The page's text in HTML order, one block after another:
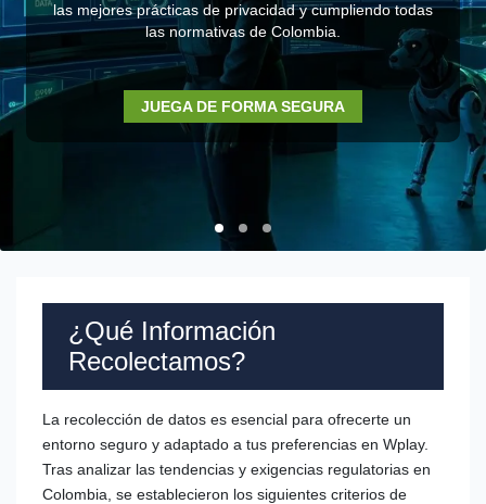
las mejores prácticas de privacidad y cumpliendo todas
las normativas de Colombia.
JUEGA DE FORMA SEGURA
¿Qué Información
Recolectamos?
La recolección de datos es esencial para ofrecerte un
entorno seguro y adaptado a tus preferencias en Wplay.
Tras analizar las tendencias y exigencias regulatorias en
Colombia, se establecieron los siguientes criterios de